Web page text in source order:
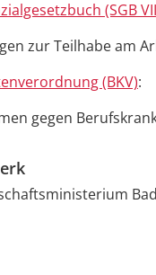
(SGB
zur Teilhabe am
(BKV):
gegen